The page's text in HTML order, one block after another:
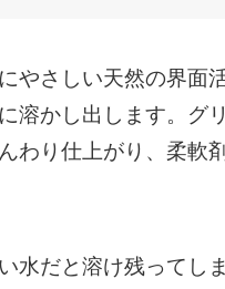
やさしい天然の界面
溶かし出します。グ
わり仕上がり、柔軟
水だと溶け残ってし